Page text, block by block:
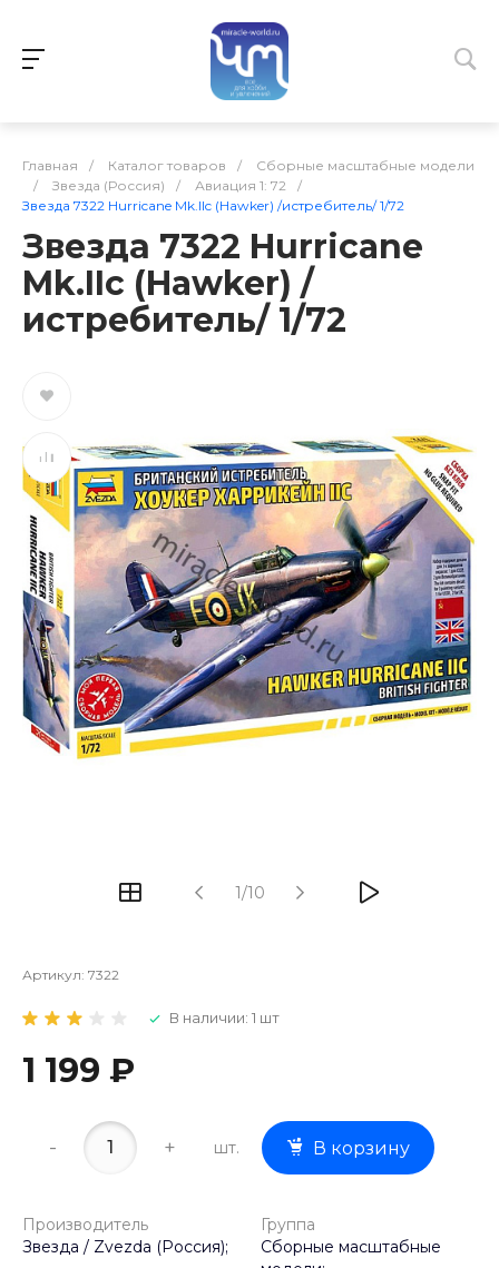
Главная / Каталог товаров /
Сборные масштабные модели
/
Звезда (Россия) / Авиация 1: 72
/
Звезда 7322 Hurricane Mk.IIc (Hawker) /истребитель/ 1/72
Звезда 7322 Hurricane
Mk.IIc (Hawker) /
истребитель/ 1/72
1/10
Артикул: 7322
В наличии: 1 шт
1 199 ₽
- + шт. В корзину
Производитель
Звезда / Zvezda (Россия);
Группа
Сборные масштабные